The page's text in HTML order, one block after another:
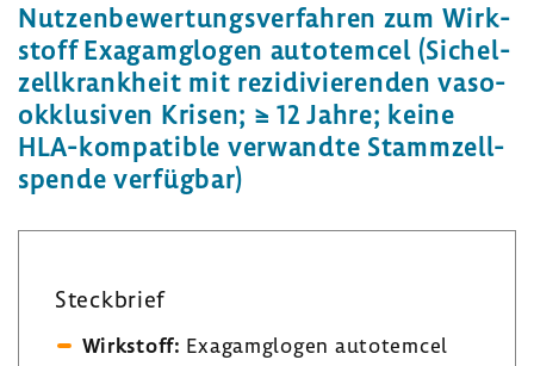
Nutzen­be­wer­tungs­ver­fahren zum Wirk­
stoff Exagam­glogen auto­temcel (Sichel­
zell­krank­heit mit rezi­di­vie­renden vaso­
ok­klu­siven Krisen; ≥ 12 Jahre; keine
HLA-​kompatible verwandte Stamm­zell­
spende verfügbar)
Steck­brief
Wirk­stoff: Exagam­glogen auto­temcel